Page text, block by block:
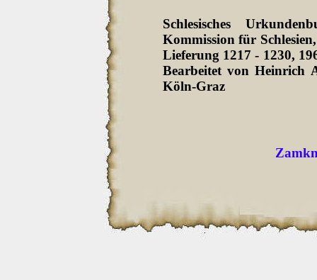
Schlesisches
Kommission für
Lieferung 1217 - 1230,
Bearbeitet von Heinrich
Köln-Graz